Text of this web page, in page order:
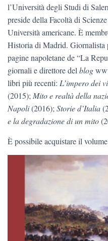
l’Università degli Studi di
preside della Facoltà di
Università americane. È
Historia di Madrid. Giornalista
pagine napoletane de “La
giornali e direttore del blog
libri più recenti: L’impero dei
(2015); Mito e realtà della
Napoli(2016); Storie d’Italia
e la degradazione di un mito
È possibile acquistare il